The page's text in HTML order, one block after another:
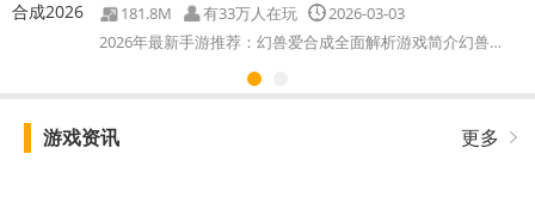
181.8M 有33万人在玩
2026-03-03
2026年最新手游推荐：幻兽爱合成全面解析游戏简介幻兽爱...
游戏资讯 更多